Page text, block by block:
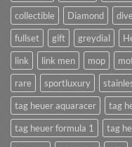
collectible
Diamond
fullset
gift greydial
link
link men mop
rare
sportluxury
tag heuer aquaracer
tag
tag heuer formula 1
tag